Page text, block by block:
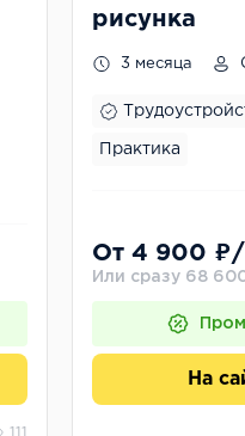
рисунка
3 месяца
Практика
От 4 900
Или сразу 68
На